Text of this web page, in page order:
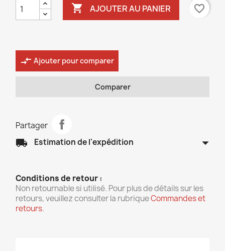
 AJOUTER AU PANIER favorite_border
compare_arrows Ajouter pour comparer
Comparer
Partager
local_shipping Estimation de l'expédition arrow_drop_down
Conditions de retour :
Non retournable si utilisé. Pour plus de détails sur les
retours, veuillez consulter la rubriqueCommandes et
retours.